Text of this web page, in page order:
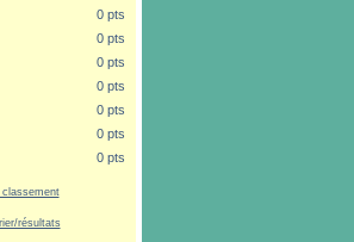
0 pts
0 pts
0 pts
0 pts
0 pts
0 pts
0 pts
classement
résultats